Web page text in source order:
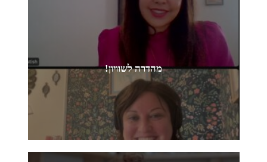
מהדרה לשוויון!